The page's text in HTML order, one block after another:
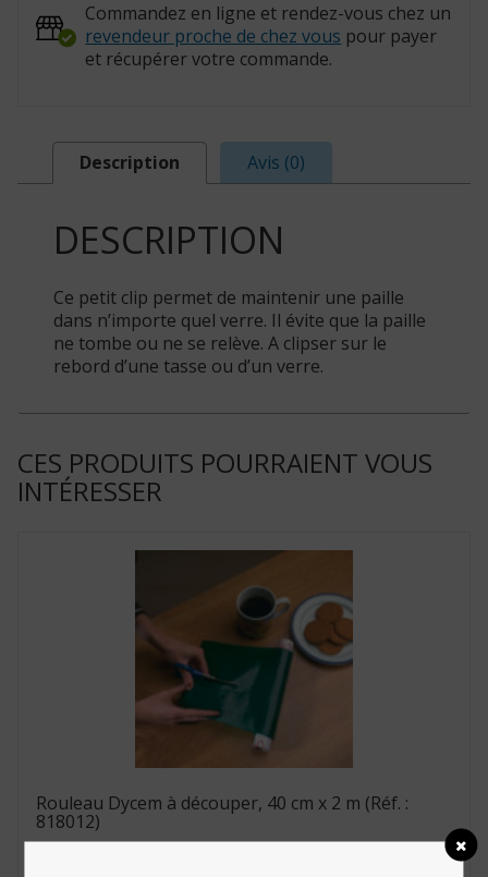
Commandez en ligne et rendez-vous chez un
revendeur proche de chez vous pour payer
et récupérer votre commande.
Description Avis (0)
DESCRIPTION
Ce petit clip permet de maintenir une paille
dans n’importe quel verre. Il évite que la paille
ne tombe ou ne se relève. A clipser sur le
rebord d’une tasse ou d’un verre.
CES PRODUITS POURRAIENT VOUS
INTÉRESSER
Rouleau Dycem à découper, 40 cm x 2 m (Réf. :
818012)